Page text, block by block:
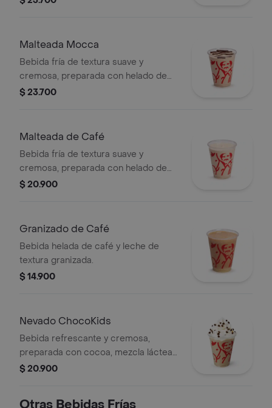
Malteada Mocca
Bebida fría de textura suave y
cremosa, preparada con helado de
café, leche y chocolate.
$ 23.700
Malteada de Café
Bebida fría de textura suave y
cremosa, preparada con helado de
café y leche.
$ 20.900
Granizado de Café
Bebida helada de café y leche de
textura granizada.
$ 14.900
Nevado ChocoKids
Bebida refrescante y cremosa,
preparada con cocoa, mezcla láctea
reducida en azúcar, decorada con
$ 20.900